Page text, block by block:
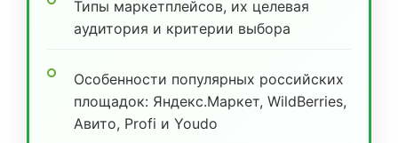
Типы маркетплейсов, их целевая
аудитория и критерии выбора
Особенности популярных российских
площадок: Яндекс.Маркет, WildBerries,
Авито, Profi и Youdo